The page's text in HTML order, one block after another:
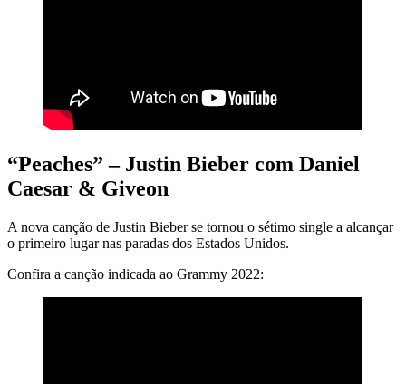
“Peaches” – Justin Bieber com Daniel
Caesar & Giveon
A nova canção de Justin Bieber se tornou o sétimo single a alcançar
o primeiro lugar nas paradas dos Estados Unidos.
Confira a canção indicada ao Grammy 2022: